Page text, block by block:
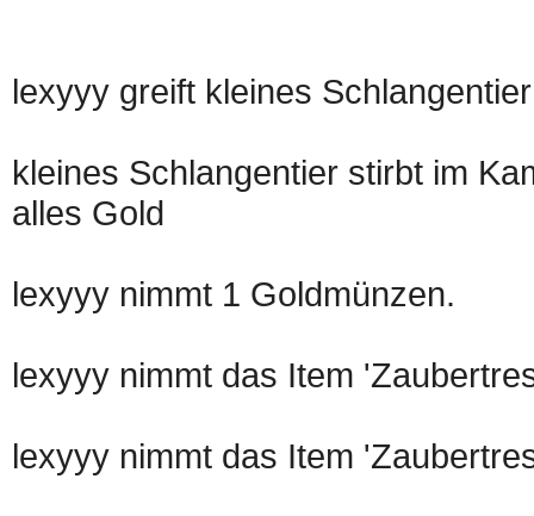
lexyyy greift kleines
kleines Schlangentier stirbt im
alles Gold
lexyyy nimmt 1 Goldmünzen.
lexyyy nimmt das Item
lexyyy nimmt das Item